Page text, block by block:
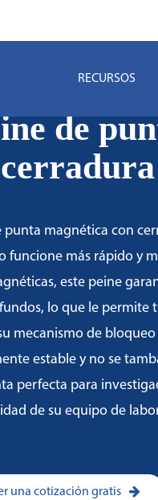
RECURSOS
de
punta magnética con
funcione más rápido y
este peine
lo que le permite
mecanismo de
estable y no se
perfecta para
de su equipo de
una cotización gratis